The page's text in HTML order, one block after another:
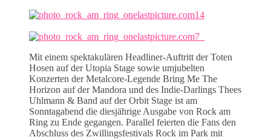
Mit einem spektakulären Headliner-Auftritt der Toten
Hosen auf der Utopia Stage sowie umjubelten
Konzerten der Metalcore-Legende Bring Me The
Horizon auf der Mandora und des Indie-Darlings Thees
Uhlmann & Band auf der Orbit Stage ist am
Sonntagabend die diesjährige Ausgabe von Rock am
Ring zu Ende gegangen. Parallel feierten die Fans den
Abschluss des Zwillingsfestivals Rock im Park mit